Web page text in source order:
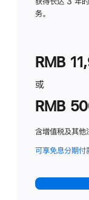
务。
RMB
或
RMB
含增值税及其他
可享免息分期付